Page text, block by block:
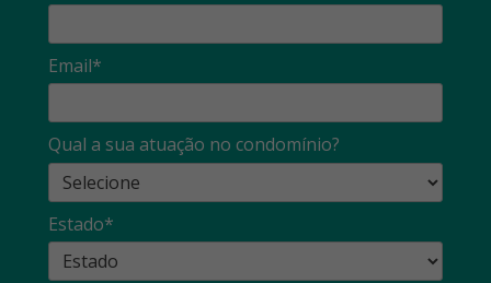
Email*
Qual a sua atuação no condomínio?
Estado*